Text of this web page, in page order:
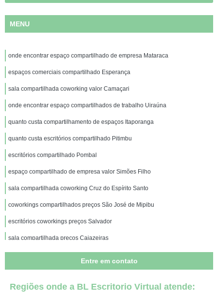
MENU
onde encontrar espaço compartilhado de empresa Mataraca
espaços comerciais compartilhado Esperança
sala compartilhada coworking valor Camaçari
onde encontrar espaço compartilhados de trabalho Uiraúna
quanto custa compartilhamento de espaços Itaporanga
quanto custa escritórios compartilhado Pitimbu
escritórios compartilhado Pombal
espaço compartilhado de empresa valor Simões Filho
sala compartilhada coworking Cruz do Espírito Santo
coworkings compartilhados preços São José de Mipibu
escritórios coworkings preços Salvador
sala compartilhada preços Cajazeiras
escritórios compartilhado valor São Cristóvão
quanto custa escritórios coworkings Eusébio
Entre em contato
Regiões onde a BL Escritorio Virtual atende: